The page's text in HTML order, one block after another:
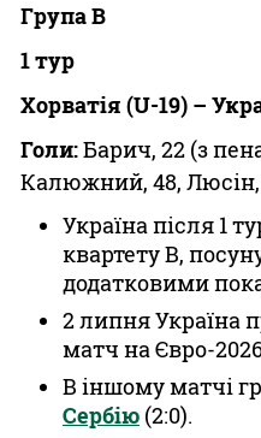
Група В
1 тур
Хорватія (U-19) –
Голи:Барич, 22 (з
Калюжний, 48, Люсін,
Україна після 1
квартету В,
додатковими
2 липня Україна
матч на Євро-
В іншому матчі
Сербію (2:0).